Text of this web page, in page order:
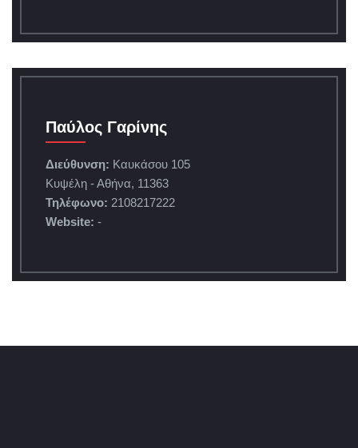
Παύλος Γαρίνης
Διεύθυνση: Καυκάσου 105
Κυψέλη - Αθήνα, 11363
Τηλέφωνο: 2108217222
Website: -